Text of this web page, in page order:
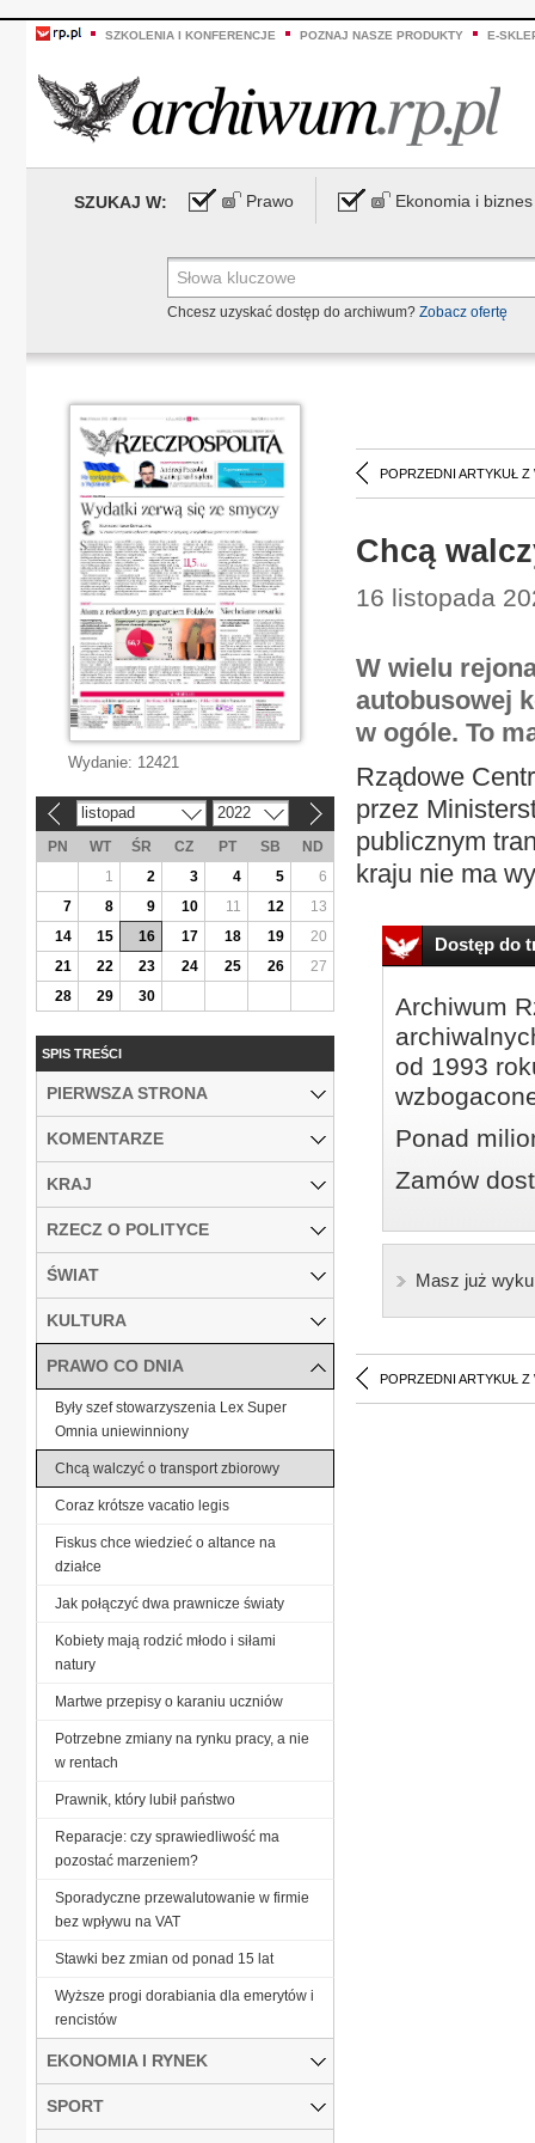
SZKOLENIA I KONFERENCJE POZNAJ NASZE PRODUKTY E-
SZUKAJ W: Prawo Ekonomia i biznes
Chcesz uzyskać dostęp do archiwum? Zobacz ofertę
POPRZEDNI ARTYKUŁ Z
Chcą
16 listopada
W wielu
autobusowej
w ogóle. To
Rządowe
przez
publicznym
kraju nie ma
Dostęp do
Archiwum
od 1993
Ponad
Zamów
Masz już
POPRZEDNI ARTYKUŁ Z
Wydanie: 12421
listopad 2022
PN WT ŚR CZ PT SB
ND
1
2 3 4 5
6
7
8 9 10 11 12
13
14
15 16 17 18 19
20
21
22 23 24 25 26
27
28
29 30
SPIS TREŚCI
PIERWSZA STRONA
KOMENTARZE
KRAJ
RZECZ O POLITYCE
ŚWIAT
KULTURA
PRAWO CO DNIA
Były szef stowarzyszenia Lex Super
Omnia uniewinniony
Chcą walczyć o transport zbiorowy
Coraz krótsze vacatio legis
Fiskus chce wiedzieć o altance na
działce
Jak połączyć dwa prawnicze światy
Kobiety mają rodzić młodo i siłami
natury
Martwe przepisy o karaniu uczniów
Potrzebne zmiany na rynku pracy, a nie
w rentach
Prawnik, który lubił państwo
Reparacje: czy sprawiedliwość ma
pozostać marzeniem?
Sporadyczne przewalutowanie w firmie
bez wpływu na VAT
Stawki bez zmian od ponad 15 lat
Wyższe progi dorabiania dla emerytów i
rencistów
EKONOMIA I RYNEK
SPORT